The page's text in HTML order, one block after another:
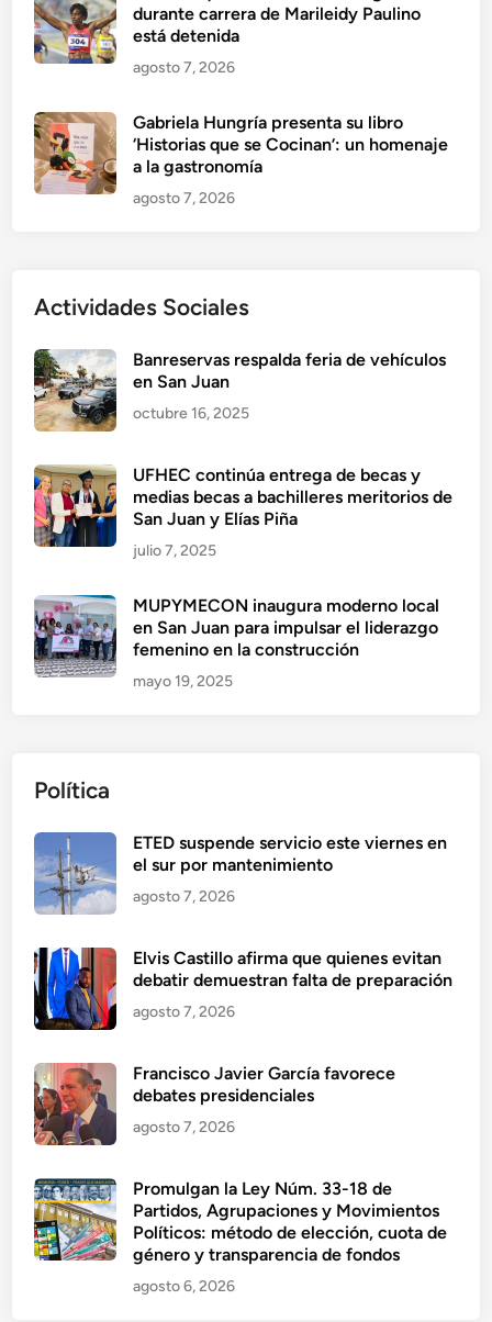
durante carrera de Marileidy Paulino
está detenida
agosto 7, 2026
Gabriela Hungría presenta su libro
‘Historias que se Cocinan’: un homenaje
a la gastronomía
agosto 7, 2026
Actividades Sociales
Banreservas respalda feria de vehículos
en San Juan
octubre 16, 2025
UFHEC continúa entrega de becas y
medias becas a bachilleres meritorios de
San Juan y Elías Piña
julio 7, 2025
MUPYMECON inaugura moderno local
en San Juan para impulsar el liderazgo
femenino en la construcción
mayo 19, 2025
Política
ETED suspende servicio este viernes en
el sur por mantenimiento
agosto 7, 2026
Elvis Castillo afirma que quienes evitan
debatir demuestran falta de preparación
agosto 7, 2026
Francisco Javier García favorece
debates presidenciales
agosto 7, 2026
Promulgan la Ley Núm. 33-18 de
Partidos, Agrupaciones y Movimientos
Políticos: método de elección, cuota de
género y transparencia de fondos
agosto 6, 2026